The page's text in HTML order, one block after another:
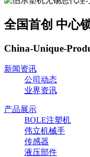
全国首创 中心
China-Unique-
新闻资讯
公司动态
业界资讯
产品展示
BOLE注塑机
伟立机械手
传感器
液压部件